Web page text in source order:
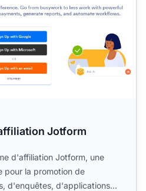
Jotform
d'affiliation Jotform, une
pour la promotion de
d'enquêtes, d'applications,